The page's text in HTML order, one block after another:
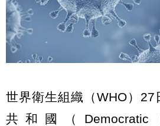
世界衛生組織（WHO）27
共和國（Democratic